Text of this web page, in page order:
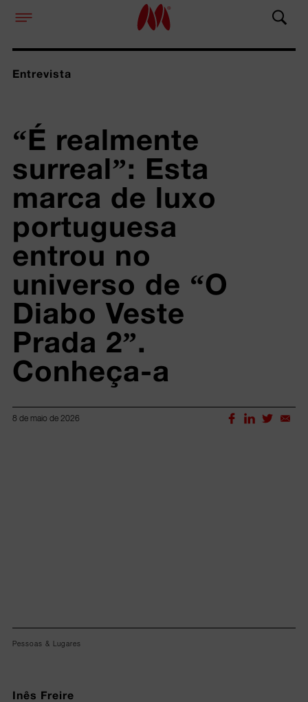
Entrevista
“É realmente
surreal”: Esta
marca de luxo
portuguesa
entrou no
universo de “O
Diabo Veste
Prada 2”.
Conheça-a
8 de maio de 2026
Pessoas & Lugares
Inês Freire